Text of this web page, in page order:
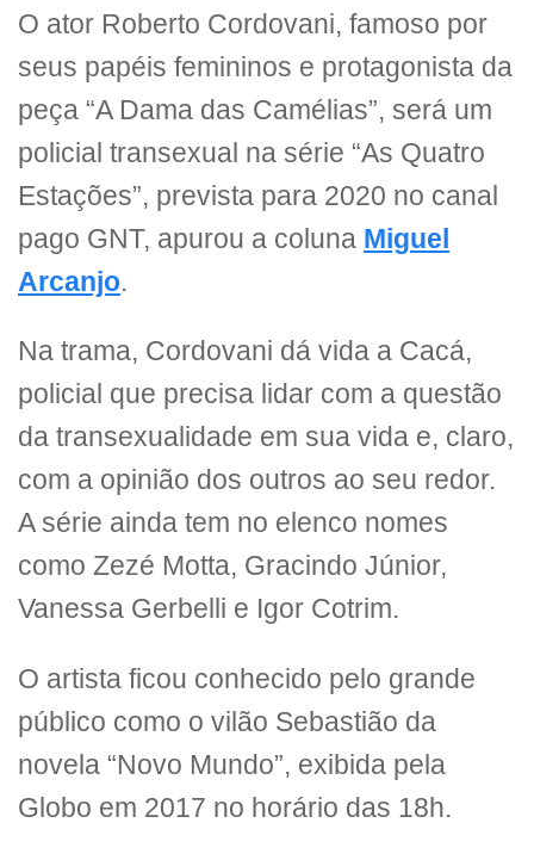
O ator Roberto Cordovani, famoso por
seus papéis femininos e protagonista da
peça “A Dama das Camélias”, será um
policial transexual na série “As Quatro
Estações”, prevista para 2020 no canal
pago GNT, apurou a coluna Miguel
Arcanjo.
Na trama, Cordovani dá vida a Cacá,
policial que precisa lidar com a questão
da transexualidade em sua vida e, claro,
com a opinião dos outros ao seu redor.
A série ainda tem no elenco nomes
como Zezé Motta, Gracindo Júnior,
Vanessa Gerbelli e Igor Cotrim.
O artista ficou conhecido pelo grande
público como o vilão Sebastião da
novela “Novo Mundo”, exibida pela
Globo em 2017 no horário das 18h.